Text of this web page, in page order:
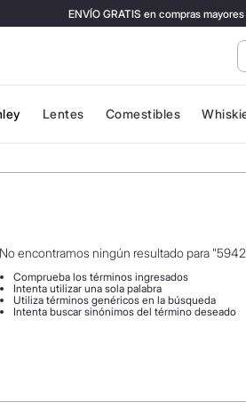
ENVÍO GRATIS en compras mayores
Lentes Comestibles
No encontramos ningún resultado para "
Comprueba los términos ingresados
Intenta utilizar una sola palabra
Utiliza términos genéricos en la búsqueda
Intenta buscar sinónimos del término deseado